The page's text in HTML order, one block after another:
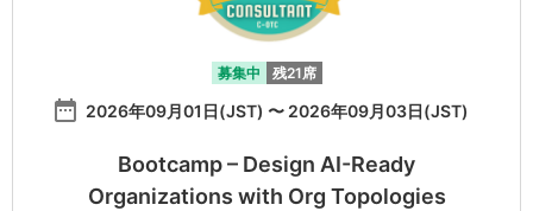
募集中 残21席
date_range 2026年09月01日(JST) 〜 2026年09月03日(JST)
Bootcamp – Design AI-Ready
Organizations with Org Topologies